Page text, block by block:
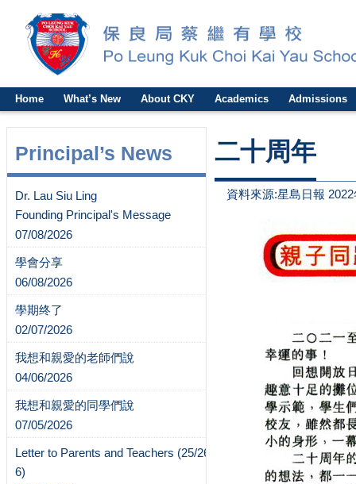
Home What’s New About CKY Academics Admissions
Principal’s News
Dr. Lau Siu Ling
Founding Principal's Message
07/08/2026
學會分享
06/08/2026
學期终了
02/07/2026
我想和親愛的老師們說
04/06/2026
我想和親愛的同學們說
07/05/2026
Letter to Parents and Teachers (25/26-
6)
二十周年
資料來源:星島日報